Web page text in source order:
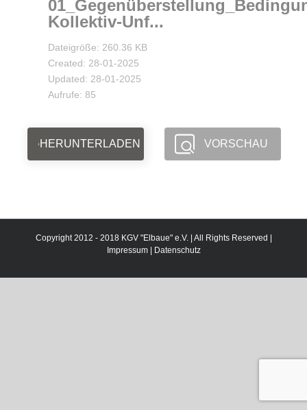
Kollektiv-Unf...
Dateigröße: 260.36 KB
Created: 28-01-2025
Updated: 28-01-2025
Aufrufe: 85
HERUNTERLADEN VORSCHAU
Copyright 2012 - 2018 KGV "Elbaue" e.V. | All Rights Reserved |
Impressum| Datenschutz